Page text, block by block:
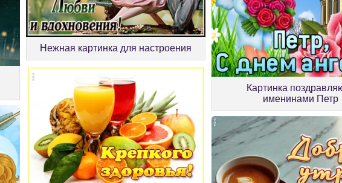
Нежная картинка для настроения
Картинка
именинами Петр